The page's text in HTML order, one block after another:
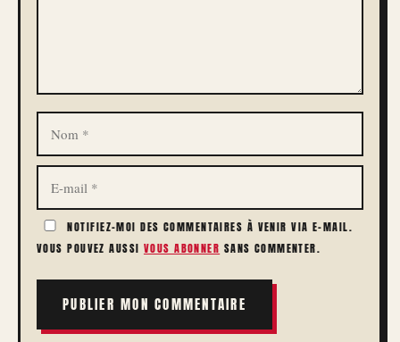
NOM
E-
MAIL
NOTIFIEZ-MOI DES COMMENTAIRES À VENIR VIA E-MAIL.
VOUS POUVEZ AUSSI VOUS ABONNER SANS COMMENTER.